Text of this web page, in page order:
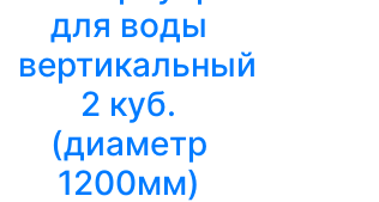
для воды
вертикальный
2 куб.
(диаметр
1200мм)